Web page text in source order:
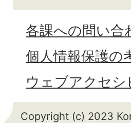
各課への問い合
個人情報保護の
ウェブアクセシ
Copyright (c) 2023